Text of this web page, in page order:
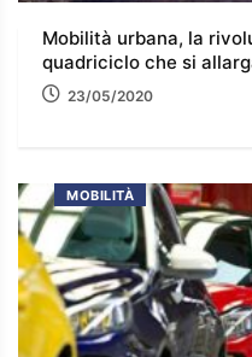
Mobilità urbana, la
quadriciclo che si
23/05/2020
MOBILITÀ